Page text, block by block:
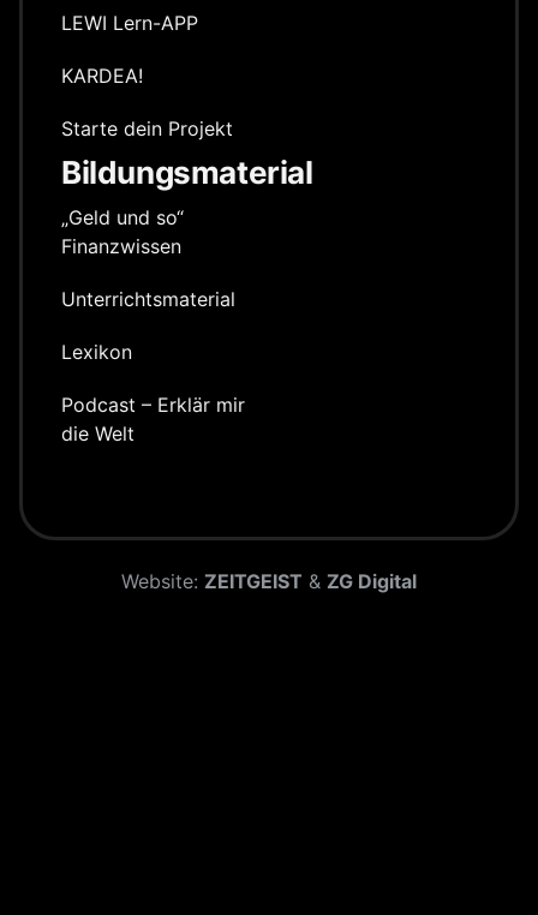
LEWI Lern-APP
KARDEA!
Starte dein Projekt
Bildungsmaterial
„Geld und so“
Finanzwissen
Unterrichts­material
Lexikon
Podcast – Erklär mir
die Welt
Website: ZEITGEIST & ZG Digital